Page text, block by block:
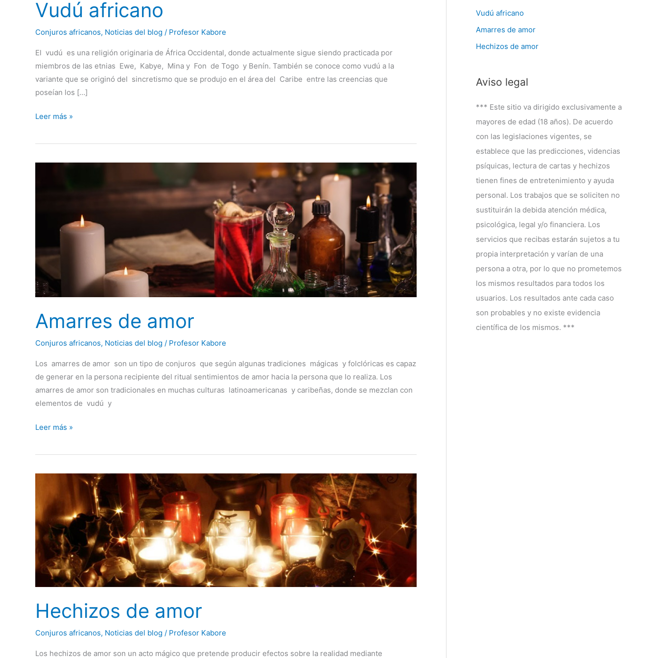
Vudú africano
Conjuros africanos, Noticias del blog / Profesor Kabore
El vudú es una religión originaria de África Occidental, donde actualmente sigue siendo practicada por
miembros de las etnias Ewe, Kabye, Mina y Fon de Togo y Benín. También se conoce como vudú a la
variante que se originó del sincretismo que se produjo en el área del Caribe entre las creencias que
poseían los […]
Leer más »
Amarres de amor
Conjuros africanos, Noticias del blog / Profesor Kabore
Los amarres de amor son un tipo de conjuros que según algunas tradiciones mágicas y folclóricas es capaz
de generar en la persona recipiente del ritual sentimientos de amor hacia la persona que lo realiza. Los
amarres de amor son tradicionales en muchas culturas latinoamericanas y caribeñas, donde se mezclan con
elementos de vudú y
Leer más »
Hechizos de amor
Conjuros africanos, Noticias del blog / Profesor Kabore
Los hechizos de amor son un acto mágico que pretende producir efectos sobre la realidad mediante
amor
Vudú africano
Amarres de amor
Hechizos de amor
Aviso legal
*** Este sitio va dirigido exclusivamente a
mayores de edad (18 años). De acuerdo
con las legislaciones vigentes, se
establece que las predicciones, videncias
psíquicas, lectura de cartas y hechizos
tienen fines de entretenimiento y ayuda
personal. Los trabajos que se soliciten no
sustituirán la debida atención médica,
psicológica, legal y/o financiera. Los
servicios que recibas estarán sujetos a tu
propia interpretación y varían de una
persona a otra, por lo que no prometemos
los mismos resultados para todos los
usuarios. Los resultados ante cada caso
son probables y no existe evidencia
científica de los mismos. ***